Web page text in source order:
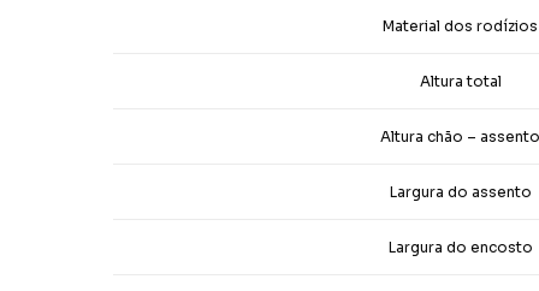
Material dos rodízios
Altura total
Altura chão – assento
Largura do assento
Largura do encosto